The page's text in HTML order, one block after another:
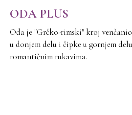
ODA PLUS
Oda je "Grčko-rimski" kroj
u donjem delu i čipke u gornjem
romantičnim rukavima.